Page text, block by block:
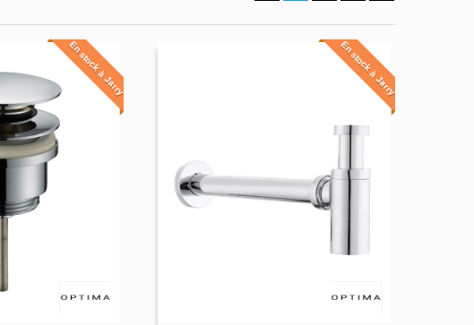
En stock à Jarry En stock à Jarry